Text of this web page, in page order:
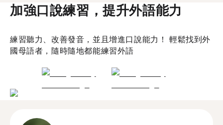
加強口說練習，提升外語能力
練習聽力、改善發音，並且增進口說能力！ 輕鬆找到外
國母語者，隨時隨地都能練習外語